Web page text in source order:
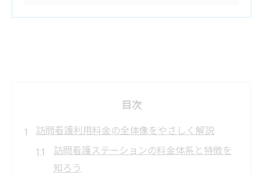
目次
訪問看護利用料金の全体像をやさしく解説
訪問看護ステーションの料金体系と特徴を
知ろう